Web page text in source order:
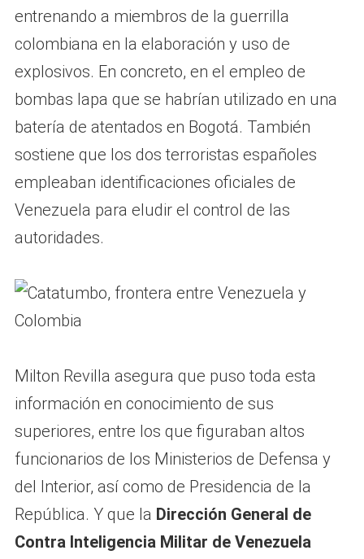
entrenando a miembros de la guerrilla
colombiana en la elaboración y uso de
explosivos. En concreto, en el empleo de
bombas lapa que se habrían utilizado en una
batería de atentados en Bogotá. También
sostiene que los dos terroristas españoles
empleaban identificaciones oficiales de
Venezuela para eludir el control de las
autoridades.
Milton Revilla asegura que puso toda esta
información en conocimiento de sus
superiores, entre los que figuraban altos
funcionarios de los Ministerios de Defensa y
del Interior, así como de Presidencia de la
República. Y que la Dirección General de
Contra Inteligencia Militar de Venezuela